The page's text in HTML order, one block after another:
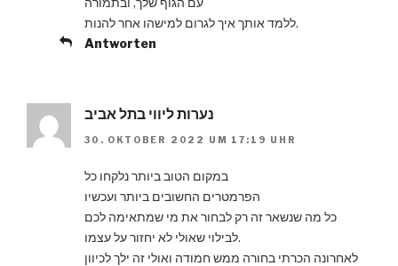
ללמד אותך איך לגרום למישהו אחר להנות.
Antworten
נערות ליווי בתל אביב
30. OKTOBER 2022 UM 17:19 UHR
במקום הטוב ביותר נלקחו כל
הפרמטרים החשובים ביותר ועכשיו
כל מה שנשאר זה רק לבחור את מי שמתאימה לכם
לבילוי שאולי לא יחזור על עצמו.
לאחרונה הכרתי בחורה ממש חמודה ואולי זה ילך לכיוון